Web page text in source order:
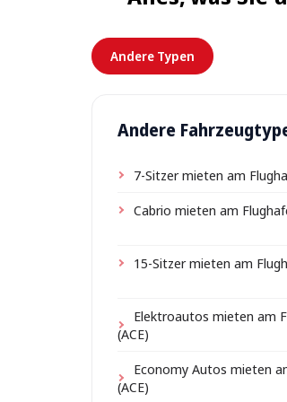
Andere Typen
Andere
7-Sitzer mieten am
Cabrio mieten am
15-Sitzer mieten am
Elektroautos mieten am
(ACE)
Economy Autos mieten
(ACE)